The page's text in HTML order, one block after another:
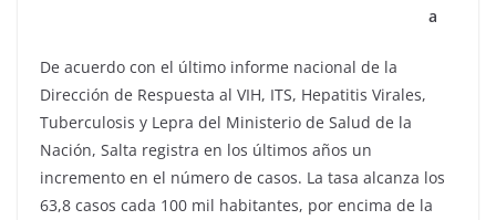
a
De acuerdo con el último informe nacional de la
Dirección de Respuesta al VIH, ITS, Hepatitis Virales,
Tuberculosis y Lepra del Ministerio de Salud de la
Nación, Salta registra en los últimos años un
incremento en el número de casos. La tasa alcanza los
63,8 casos cada 100 mil habitantes, por encima de la